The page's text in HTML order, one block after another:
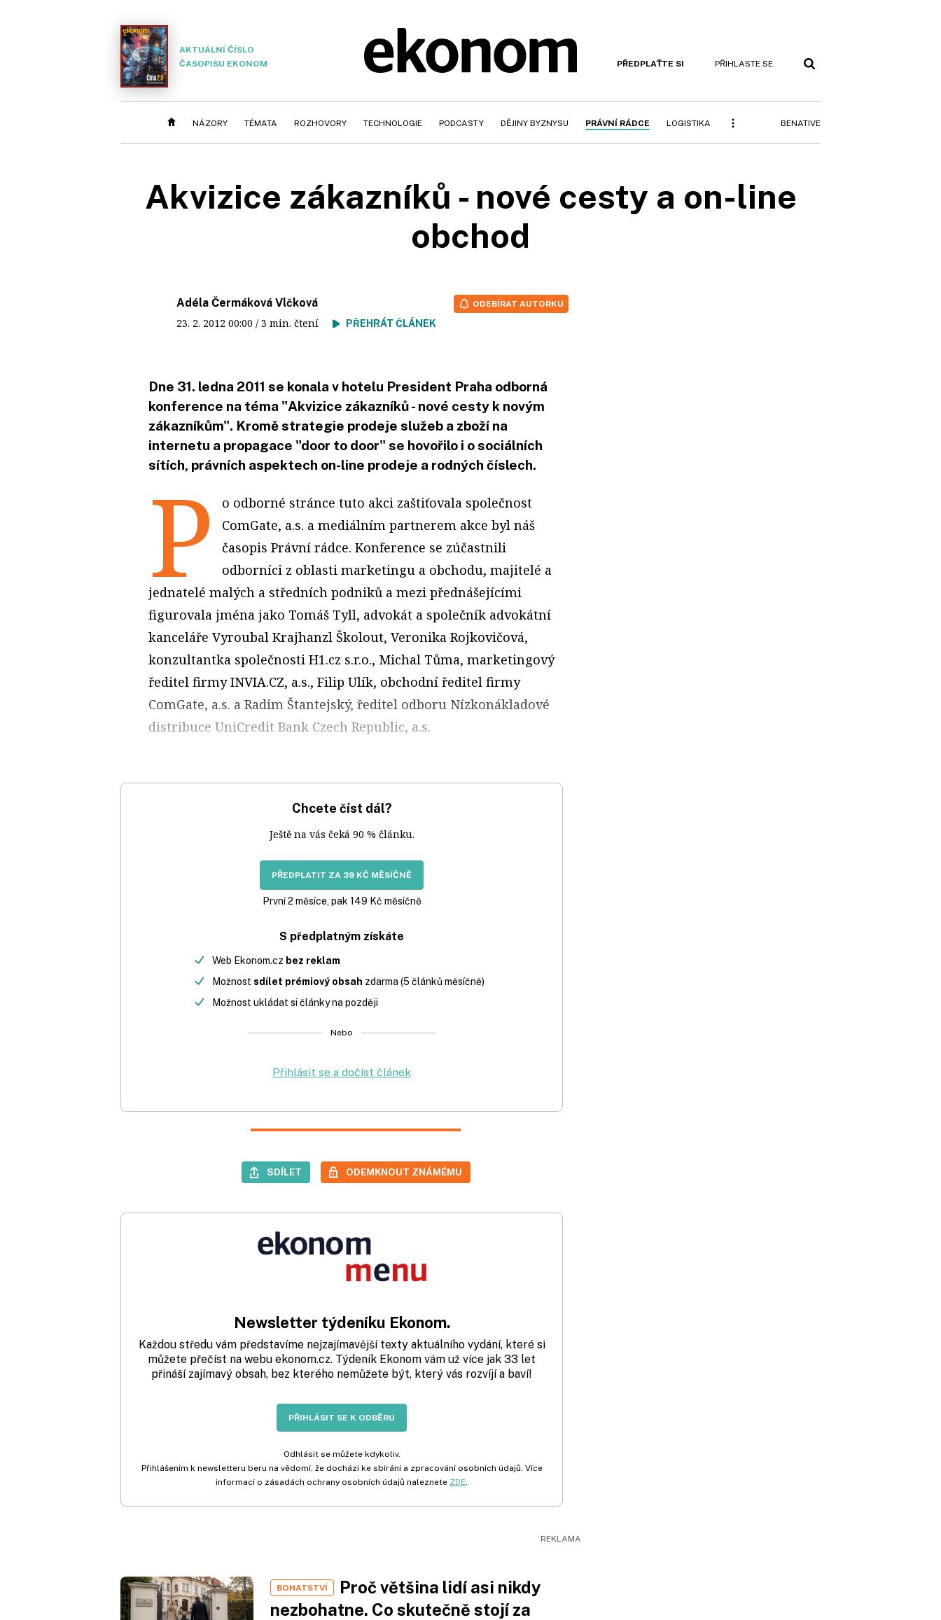
AKTUÁLNÍ ČÍSLO
ČASOPISU EKONOM
PŘEDPLAŤTE SI PŘIHLASTE SE
NÁZORY TÉMATA ROZHOVORY TECHNOLOGIE PODCASTY DĚJINY BYZNYSU PRÁVNÍ RÁDCE LOGISTIKA BENATIVE
Akvizice zákazníků - nové cesty a on-line
obchod
Adéla Čermáková Vlčková
23. 2. 2012 00:00 / 3 min. čtení PŘEHRÁT ČLÁNEK
ODEBÍRAT AUTORKU
Dne 31. ledna 2011 se konala v hotelu President Praha odborná
konference na téma "Akvizice zákazníků - nové cesty k novým
zákazníkům". Kromě strategie prodeje služeb a zboží na
internetu a propagace "door to door" se hovořilo i o sociálních
sítích, právních aspektech on-line prodeje a rodných číslech.
P
o odborné stránce tuto akci zaštiťovala společnost
ComGate, a.s. a mediálním partnerem akce byl náš
časopis Právní rádce. Konference se zúčastnili
odborníci z oblasti marketingu a obchodu, majitelé a
jednatelé malých a středních podniků a mezi přednášejícími
figurovala jména jako Tomáš Tyll, advokát a společník advokátní
kanceláře Vyroubal Krajhanzl Školout, Veronika Rojkovičová,
konzultantka společnosti H1.cz s.r.o., Michal Tůma, marketingový
ředitel firmy INVIA.CZ, a.s., Filip Ulík, obchodní ředitel firmy
ComGate, a.s. a Radim Štantejský, ředitel odboru Nízkonákladové
distribuce UniCredit Bank Czech Republic, a.s.
Chcete číst dál?
Ještě na vás čeká 90 % článku.
PŘEDPLATIT ZA 39 KČ MĚSÍČNĚ
První 2 měsíce, pak 149 Kč měsíčně
S předplatným získáte
Web Ekonom.cz bez reklam
Možnost sdílet prémiový obsah zdarma (5 článků měsíčně)
Možnost ukládat si články na později
Nebo
Přihlásit se a dočíst článek
SDÍLET ODEMKNOUT ZNÁMÉMU
Newsletter týdeníku Ekonom.
Každou středu vám představíme nejzajímavější texty aktuálního vydání, které si
můžete přečíst na webu ekonom.cz. Týdeník Ekonom vám už více jak 33 let
přináší zajímavý obsah, bez kterého nemůžete být, který vás rozvíjí a baví!
PŘIHLÁSIT SE K ODBĚRU
Odhlásit se můžete kdykoliv.
Přihlášením k newsletteru beru na vědomí, že dochází ke sbírání a zpracování osobních údajů. Více
informací o zásadách ochrany osobních údajů naleznete ZDE.
BOHATSTVÍ
Proč většina lidí asi nikdy
nezbohatne. Co skutečně stojí za